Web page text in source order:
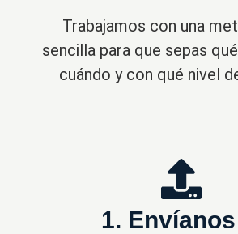
Trabajamos con una
sencilla para que sepas
cuándo y con qué nivel
1.